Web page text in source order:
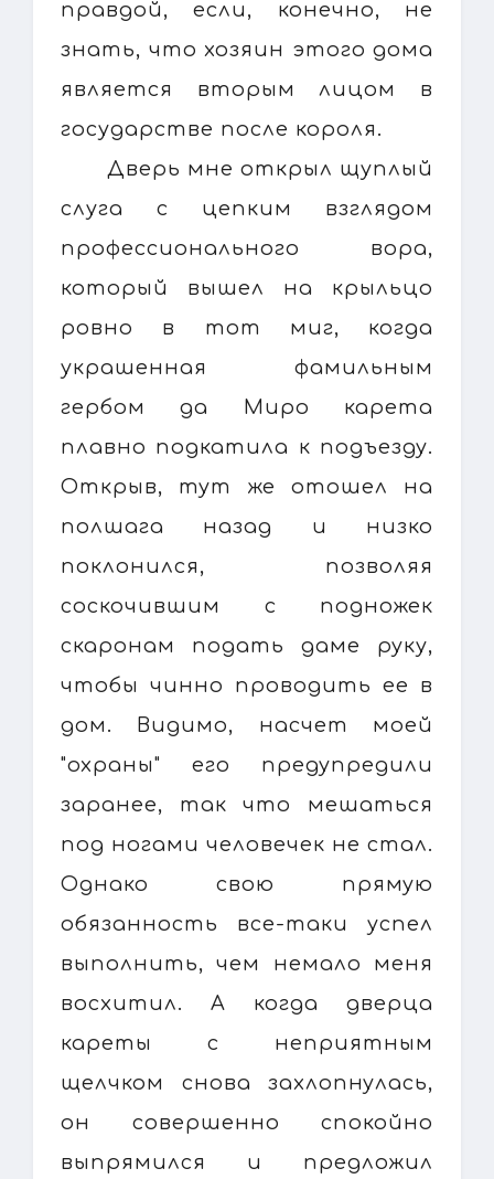
правдой, если, конечно, не
знать, что хозяин этого дома
является вторым лицом в
государстве после короля.
Дверь мне открыл щуплый
слуга с цепким взглядом
профессионального вора,
который вышел на крыльцо
ровно в тот миг, когда
украшенная фамильным
гербом да Миро карета
плавно подкатила к подъезду.
Открыв, тут же отошел на
полшага назад и низко
поклонился, позволяя
соскочившим с подножек
скаронам подать даме руку,
чтобы чинно проводить ее в
дом. Видимо, насчет моей
"охраны" его предупредили
заранее, так что мешаться
под ногами человечек не стал.
Однако свою прямую
обязанность все-таки успел
выполнить, чем немало меня
восхитил. А когда дверца
кареты с неприятным
щелчком снова захлопнулась,
он совершенно спокойно
выпрямился и предложил